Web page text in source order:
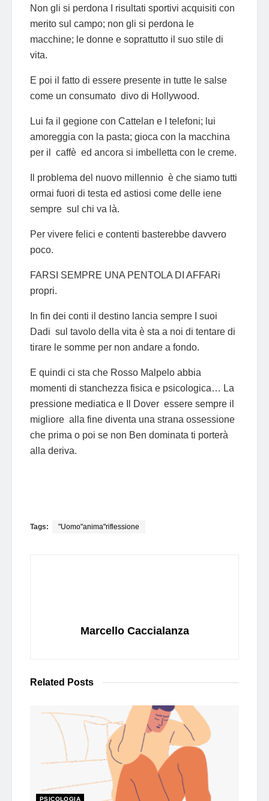
Non gli si perdona I risultati sportivi acquisiti con
merito sul campo; non gli si perdona le
macchine; le donne e soprattutto il suo stile di
vita.
E poi il fatto di essere presente in tutte le salse
come un consumato divo di Hollywood.
Lui fa il gegione con Cattelan e I telefoni; lui
amoreggia con la pasta; gioca con la macchina
per il caffè ed ancora si imbelletta con le creme.
Il problema del nuovo millennio è che siamo tutti
ormai fuori di testa ed astiosi come delle iene
sempre sul chi va là.
Per vivere felici e contenti basterebbe davvero
poco.
FARSI SEMPRE UNA PENTOLA DI AFFARi
propri.
In fin dei conti il destino lancia sempre I suoi
Dadi sul tavolo della vita è sta a noi di tentare di
tirare le somme per non andare a fondo.
E quindi ci sta che Rosso Malpelo abbia
momenti di stanchezza fisica e psicologica… La
pressione mediatica e Il Dover essere sempre il
migliore alla fine diventa una strana ossessione
che prima o poi se non Ben dominata ti porterà
alla deriva.
Tags: "Uomo"anima"riflessione
Marcello Caccialanza
Related Posts
PSICOLOGIA